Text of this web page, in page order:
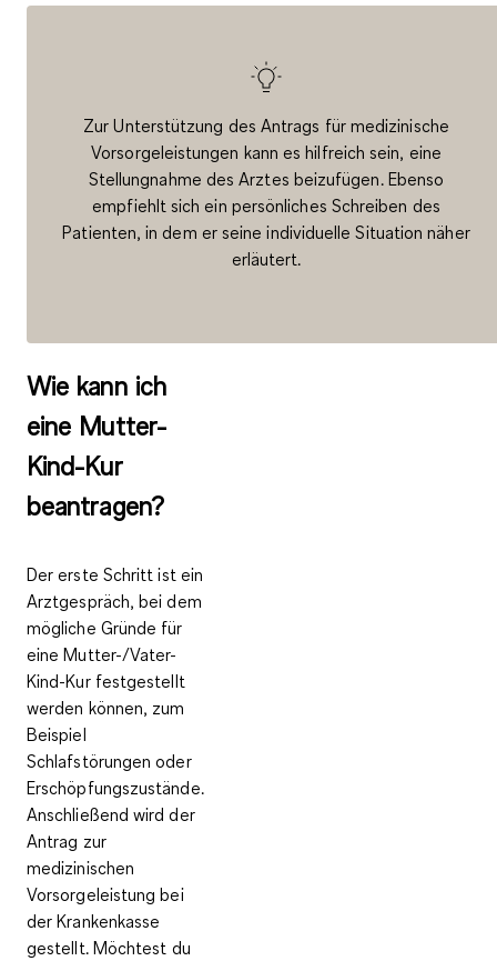
Zur Unterstützung des Antrags für medizinische
Vorsorgeleistungen kann es hilfreich sein, eine
Stellungnahme des Arztes beizufügen. Ebenso
empfiehlt sich ein persönliches Schreiben des
Patienten, in dem er seine individuelle Situation näher
erläutert.
Wie kann ich
eine Mutter-
Kind-Kur
beantragen?
Der erste Schritt ist ein
Arztgespräch, bei dem
mögliche Gründe für
eine Mutter-/Vater-
Kind-Kur festgestellt
werden können, zum
Beispiel
Schlafstörungen oder
Erschöpfungszustände.
Anschließend wird der
Antrag zur
medizinischen
Vorsorgeleistung bei
der Krankenkasse
gestellt. Möchtest du